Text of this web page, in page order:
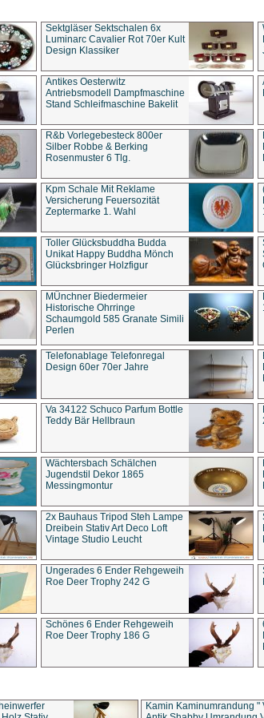
Sektgläser Sektschalen 6x
Luminarc Cavalier Rot 70er Kult
Design Klassiker
Antikes Oesterwitz
Antriebsmodell Dampfmaschine
Stand Schleifmaschine Bakelit
R&b Vorlegebesteck 800er
Silber Robbe & Berking
Rosenmuster 6 Tlg.
Kpm Schale Mit Reklame
Versicherung Feuersozität
Zeptermarke 1. Wahl
Toller Glücksbuddha Budda
Unikat Happy Buddha Mönch
Glücksbringer Holzfigur
MÜnchner Biedermeier
Historische Ohrringe
Schaumgold 585 Granate Simili
Perlen
Telefonablage Telefonregal
Design 60er 70er Jahre
Va 34122 Schuco Parfum Bottle
Teddy Bär Hellbraun
Wächtersbach Schälchen
Jugendstil Dekor 1865
Messingmontur
2x Bauhaus Tripod Steh Lampe
Dreibein Stativ Art Deco Loft
Vintage Studio Leucht
Ungerades 6 Ender Rehgeweih
Roe Deer Trophy 242 G
Schönes 6 Ender Rehgeweih
Roe Deer Trophy 186 G
Kamin Kaminumrandung "